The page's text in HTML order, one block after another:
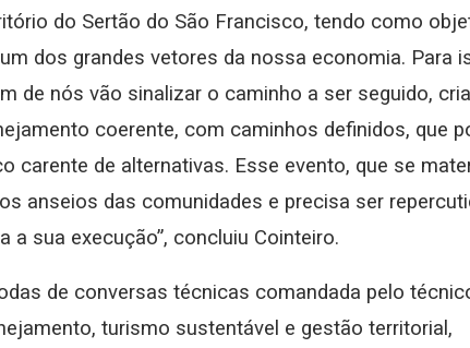
do Sertão do São Francisco, tendo como
dos grandes vetores da nossa economia. Para
de nós vão sinalizar o caminho a ser seguido,
coerente, com caminhos definidos, que
carente de alternativas. Esse evento, que se
anseios das comunidades e precisa ser
sua execução”, concluiu Cointeiro.
de conversas técnicas comandada pelo
turismo sustentável e gestão territorial,